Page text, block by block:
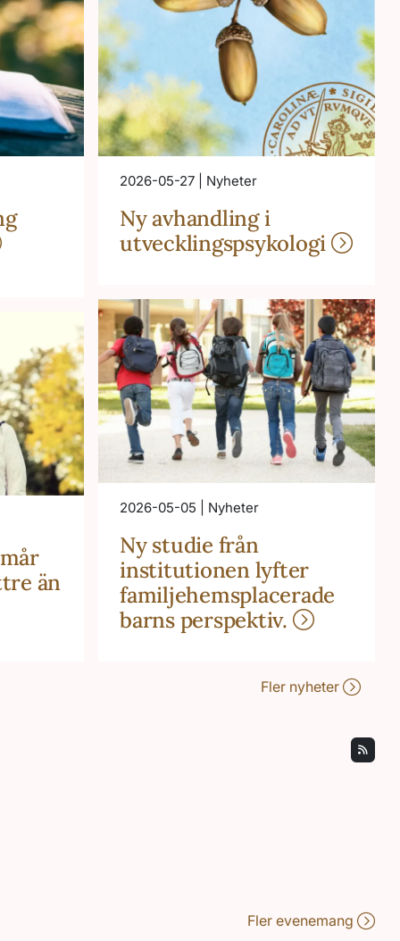
än
2026-05-27 | Nyheter
Ny avhandling i
utvecklingspsykologi
2026-05-05 | Nyheter
Ny studie från
institutionen lyfter
familjehemsplacerade
barns perspektiv.
Fler nyheter
Fler evenemang